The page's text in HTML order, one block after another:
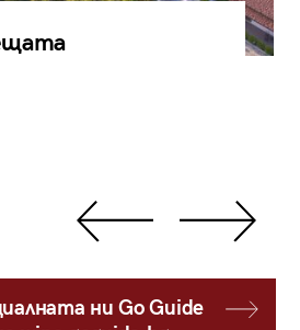
ни Go Guide